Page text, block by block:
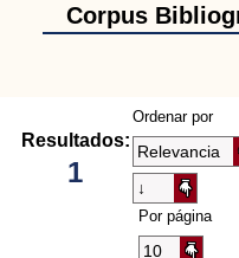
Corpus
Resultados:
1
Ordenar por
Por página